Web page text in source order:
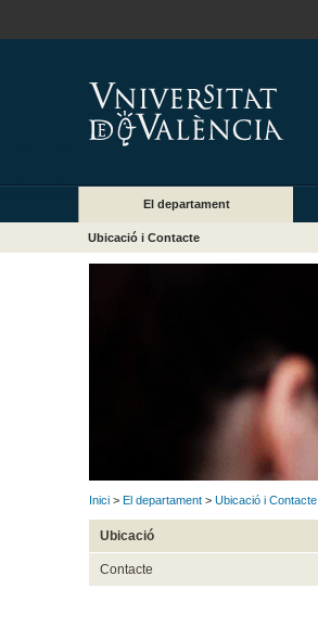
El departament
Ubicació i Contacte
Inici > El departament > Ubicació i Contacte
Ubicació
Contacte